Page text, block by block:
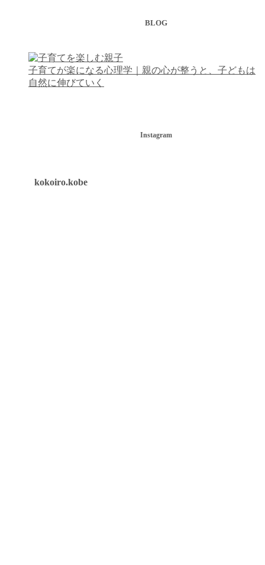
BLOG
子育てが楽になる心理学｜親の心が整うと、子どもは
自然に伸びていく
Instagram
kokoiro.kobe